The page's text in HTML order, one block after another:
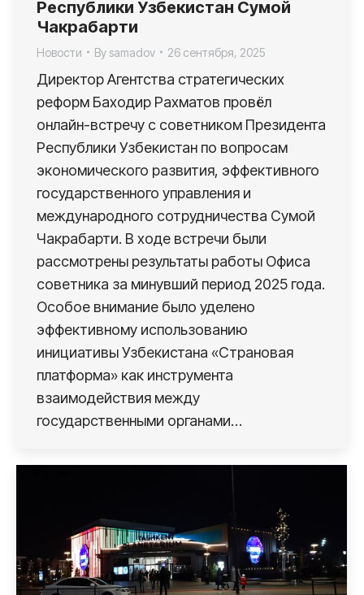
Республики Узбекистан Сумой
Чакрабарти
Новости By samadov 26 сентября, 2025
Директор Агентства стратегических
реформ Баходир Рахматов провёл
онлайн-встречу с советником Президента
Республики Узбекистан по вопросам
экономического развития, эффективного
государственного управления и
международного сотрудничества Сумой
Чакрабарти. В ходе встречи были
рассмотрены результаты работы Офиса
советника за минувший период 2025 года.
Особое внимание было уделено
эффективному использованию
инициативы Узбекистана «Страновая
платформа» как инструмента
взаимодействия между
государственными органами…